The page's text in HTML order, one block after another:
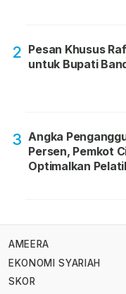
2 Pesan Khusus
untuk Bupati
3 Angka
Persen, Pemkot
Optimalkan
AMEERA
EKONOMI SYARIAH
SKOR